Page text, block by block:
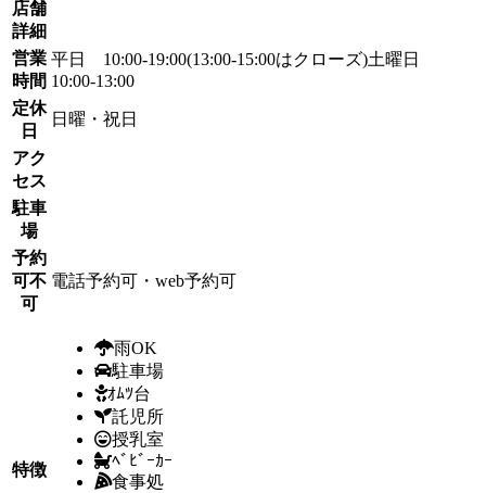
店舗
詳細
営業
時間
平日 10:00-19:00(13:00-15:00はクローズ)土曜日
10:00-13:00
定休
日
日曜・祝日
アク
セス
駐車
場
予約
可不
可
電話予約可・web予約可
特徴
雨OK
駐車場
ｵﾑﾂ台
託児所
授乳室
ﾍﾞﾋﾞｰｶｰ
食事処